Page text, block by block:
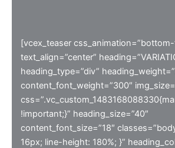
[vcex_teaser
text_align=”center”
heading_type=”div”
content_font_weight=”300″
!important;}” heading_size=”40″
content_font_size=”18″
16px; line-height: 180%; }”